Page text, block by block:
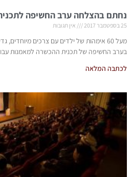
נחתם בהצלחה ערב החשיפה
25 בספטמבר 2017 אין תגובות
מעל 60 אימהות של ילדים עם צרכים
בערב החשיפה של תכנית ההכשרה למאמנות
לכתבה המלאה